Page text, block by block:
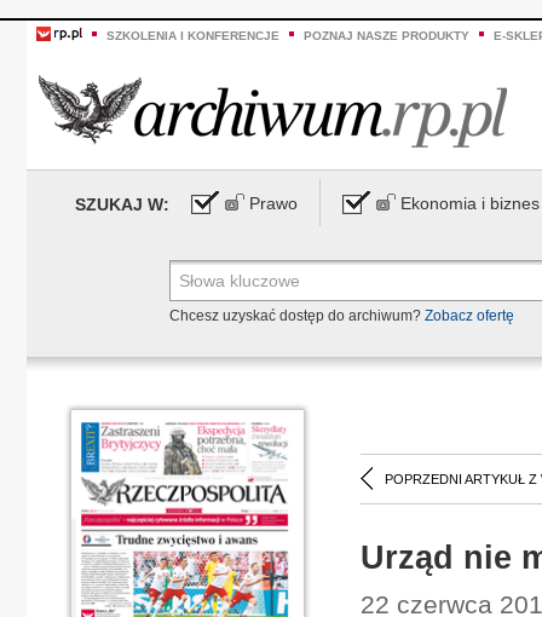
SZKOLENIA I KONFERENCJE POZNAJ NASZE PRODUKTY E-
SZUKAJ W: Prawo Ekonomia i biznes
Chcesz uzyskać dostęp do archiwum? Zobacz ofertę
POPRZEDNI ARTYKUŁ Z
Urząd nie
22 czerwca